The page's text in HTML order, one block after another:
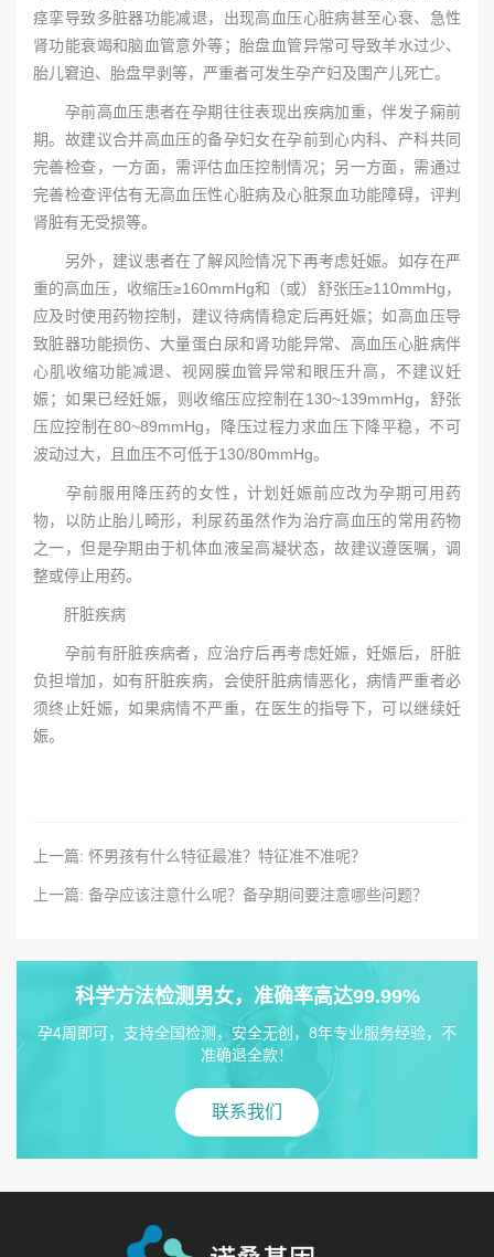
痉挛导致多脏器功能减退，出现高血压心脏病甚至心衰、急性
肾功能衰竭和脑血管意外等；胎盘血管异常可导致羊水过少、
胎儿窘迫、胎盘早剥等，严重者可发生孕产妇及围产儿死亡。
孕前高血压患者在孕期往往表现出疾病加重，伴发子痫前
期。故建议合并高血压的备孕妇女在孕前到心内科、产科共同
完善检查，一方面，需评估血压控制情况；另一方面，需通过
完善检查评估有无高血压性心脏病及心脏泵血功能障碍，评判
肾脏有无受损等。
另外，建议患者在了解风险情况下再考虑妊娠。如存在严
重的高血压，收缩压≥160mmHg和（或）舒张压≥110mmHg，
应及时使用药物控制，建议待病情稳定后再妊娠；如高血压导
致脏器功能损伤、大量蛋白尿和肾功能异常、高血压心脏病伴
心肌收缩功能减退、视网膜血管异常和眼压升高，不建议妊
娠；如果已经妊娠，则收缩压应控制在130~139mmHg，舒张
压应控制在80~89mmHg，降压过程力求血压下降平稳，不可
波动过大，且血压不可低于130/80mmHg。
孕前服用降压药的女性，计划妊娠前应改为孕期可用药
物，以防止胎儿畸形，利尿药虽然作为治疗高血压的常用药物
之一，但是孕期由于机体血液呈高凝状态，故建议遵医嘱，调
整或停止用药。
肝脏疾病
孕前有肝脏疾病者，应治疗后再考虑妊娠，妊娠后，肝脏
负担增加，如有肝脏疾病，会使肝脏病情恶化，病情严重者必
须终止妊娠，如果病情不严重，在医生的指导下，可以继续妊
娠。
上一篇: 怀男孩有什么特征最准？特征准不准呢？
上一篇: 备孕应该注意什么呢？备孕期间要注意哪些问题？
科学方法检测男女，准确率高达99.99%
孕4周即可，支持全国检测，安全无创，8年专业服务经验，不
准确退全款！
联系我们